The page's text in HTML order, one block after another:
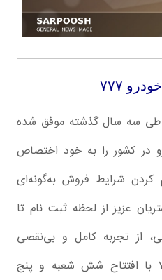
۷۷۷
نمایندگی مدیران خودرو ۷۷۷ طی سه سال گذشته موفق شده
در کشور را به خود اختصاص
کردن شرایط فروش به‌گونه‌ای
عزیز از لحظه ثبت ‌نام تا
از تجربه کامل و بی‌نقصی
بهره‌مند شوند. نمایندگی ۷۷۷ با افتتاح شش شعبه و پنج